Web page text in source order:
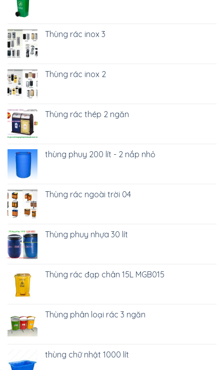
Thùng rác inox 3
Thùng rác inox 2
Thùng rác thép 2 ngăn
thùng phuy 200 lít - 2 nắp nhỏ
Thùng rác ngoài trời 04
Thùng phuy nhựa 30 lít
Thùng rác đạp chân 15L MGB015
Thùng phân loại rác 3 ngăn
thùng chữ nhật 1000 lít